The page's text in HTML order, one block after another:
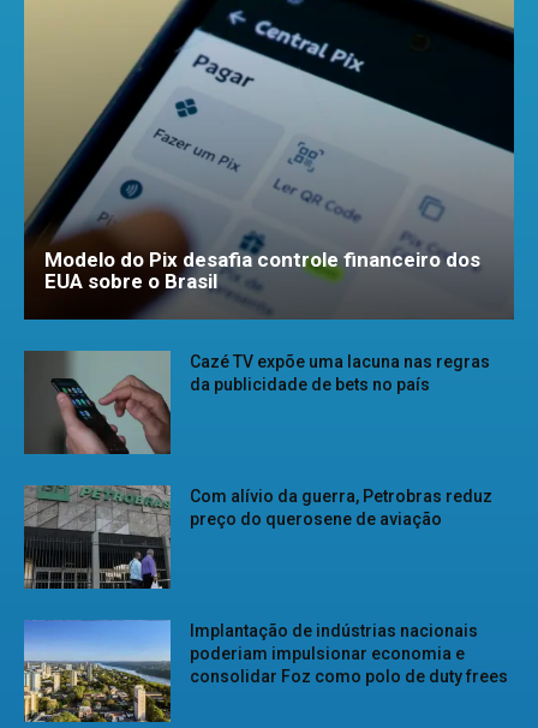
Modelo do Pix desafia controle financeiro dos
EUA sobre o Brasil
Cazé TV expõe uma lacuna nas regras
da publicidade de bets no país
Com alívio da guerra, Petrobras reduz
preço do querosene de aviação
Implantação de indústrias nacionais
poderiam impulsionar economia e
consolidar Foz como polo de duty frees